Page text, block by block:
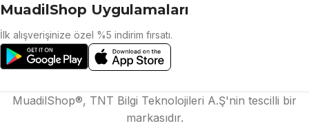
MuadilShop Uygulamaları
İlk alışverişinize özel %5 indirim fırsatı.
MuadilShop®, TNT Bilgi Teknolojileri A.Ş'nin tescilli bir
markasıdır.